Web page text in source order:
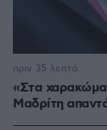
«Στα
Μαδρίτη
πριν 35 λεπτά